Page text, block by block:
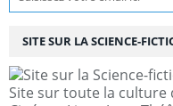
SITE SUR LA SCIENCE-
Site sur toute la culture